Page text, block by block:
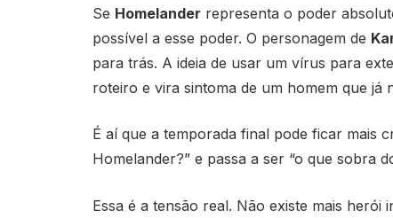
Se Homelander representa o poder
possível a esse poder. O personagem de
para trás. A ideia de usar um vírus para
roteiro e vira sintoma de um homem que já
É aí que a temporada final pode ficar mais
Homelander?” e passa a ser “o que sobra
Essa é a tensão real. Não existe mais